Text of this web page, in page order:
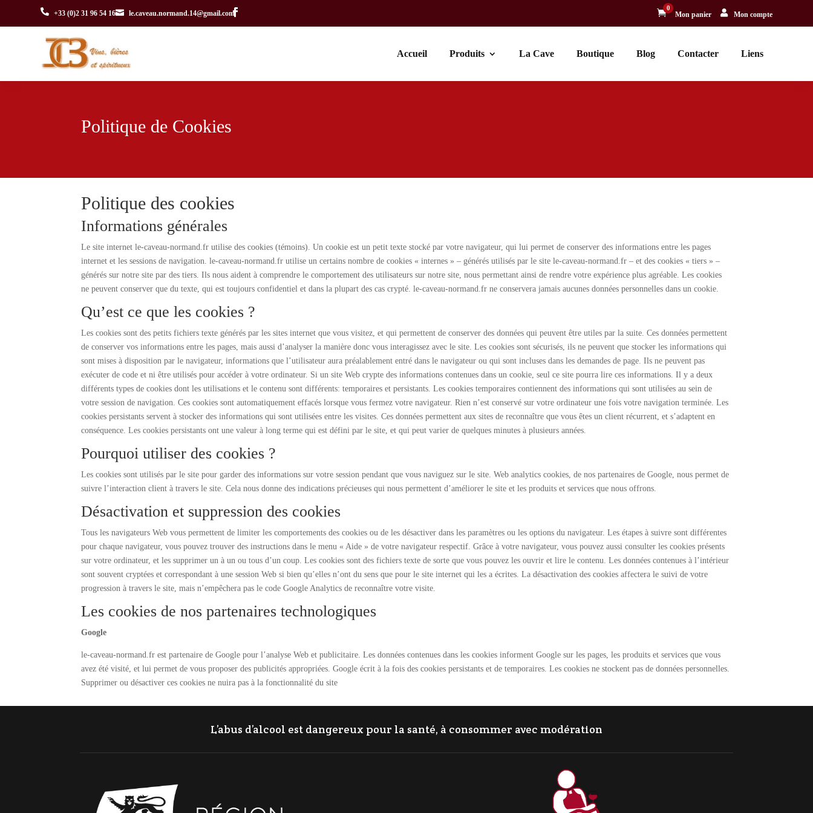
 +33 (0)2 31 96 54 16 le.caveau.normand.14@gmail.com 
0
Mon panier  Mon compte
Accueil Produits La Cave Boutique Blog Contacter Liens
Politique de Cookies
Politique des cookies
Informations générales
Le site internet le-caveau-normand.fr utilise des cookies (témoins). Un cookie est un petit texte stocké par votre navigateur, qui lui permet de conserver des informations entre les pages
internet et les sessions de navigation. le-caveau-normand.fr utilise un certains nombre de cookies « internes » – générés utilisés par le site le-caveau-normand.fr – et des cookies « tiers » –
générés sur notre site par des tiers. Ils nous aident à comprendre le comportement des utilisateurs sur notre site, nous permettant ainsi de rendre votre expérience plus agréable. Les cookies
ne peuvent conserver que du texte, qui est toujours confidentiel et dans la plupart des cas crypté. le-caveau-normand.fr ne conservera jamais aucunes données personnelles dans un cookie.
Qu’est ce que les cookies ?
Les cookies sont des petits fichiers texte générés par les sites internet que vous visitez, et qui permettent de conserver des données qui peuvent être utiles par la suite. Ces données permettent
de conserver vos informations entre les pages, mais aussi d’analyser la manière donc vous interagissez avec le site. Les cookies sont sécurisés, ils ne peuvent que stocker les informations qui
sont mises à disposition par le navigateur, informations que l’utilisateur aura préalablement entré dans le navigateur ou qui sont incluses dans les demandes de page. Ils ne peuvent pas
exécuter de code et ni être utilisés pour accéder à votre ordinateur. Si un site Web crypte des informations contenues dans un cookie, seul ce site pourra lire ces informations. Il y a deux
différents types de cookies dont les utilisations et le contenu sont différents: temporaires et persistants. Les cookies temporaires contiennent des informations qui sont utilisées au sein de
votre session de navigation. Ces cookies sont automatiquement effacés lorsque vous fermez votre navigateur. Rien n’est conservé sur votre ordinateur une fois votre navigation terminée. Les
cookies persistants servent à stocker des informations qui sont utilisées entre les visites. Ces données permettent aux sites de reconnaître que vous êtes un client récurrent, et s’adaptent en
conséquence. Les cookies persistants ont une valeur à long terme qui est défini par le site, et qui peut varier de quelques minutes à plusieurs années.
Pourquoi utiliser des cookies ?
Les cookies sont utilisés par le site pour garder des informations sur votre session pendant que vous naviguez sur le site. Web analytics cookies, de nos partenaires de Google, nous permet de
suivre l’interaction client à travers le site. Cela nous donne des indications précieuses qui nous permettent d’améliorer le site et les produits et services que nous offrons.
Désactivation et suppression des cookies
Tous les navigateurs Web vous permettent de limiter les comportements des cookies ou de les désactiver dans les paramètres ou les options du navigateur. Les étapes à suivre sont différentes
pour chaque navigateur, vous pouvez trouver des instructions dans le menu « Aide » de votre navigateur respectif. Grâce à votre navigateur, vous pouvez aussi consulter les cookies présents
sur votre ordinateur, et les supprimer un à un ou tous d’un coup. Les cookies sont des fichiers texte de sorte que vous pouvez les ouvrir et lire le contenu. Les données contenues à l’intérieur
sont souvent cryptées et correspondant à une session Web si bien qu’elles n’ont du sens que pour le site internet qui les a écrites. La désactivation des cookies affectera le suivi de votre
progression à travers le site, mais n’empêchera pas le code Google Analytics de reconnaître votre visite.
Les cookies de nos partenaires technologiques
Google
le-caveau-normand.fr est partenaire de Google pour l’analyse Web et publicitaire. Les données contenues dans les cookies informent Google sur les pages, les produits et services que vous
avez été visité, et lui permet de vous proposer des publicités appropriées. Google écrit à la fois des cookies persistants et de temporaires. Les cookies ne stockent pas de données personnelles.
Supprimer ou désactiver ces cookies ne nuira pas à la fonctionnalité du site
L’abus d’alcool est dangereux pour la santé, à consommer avec modération